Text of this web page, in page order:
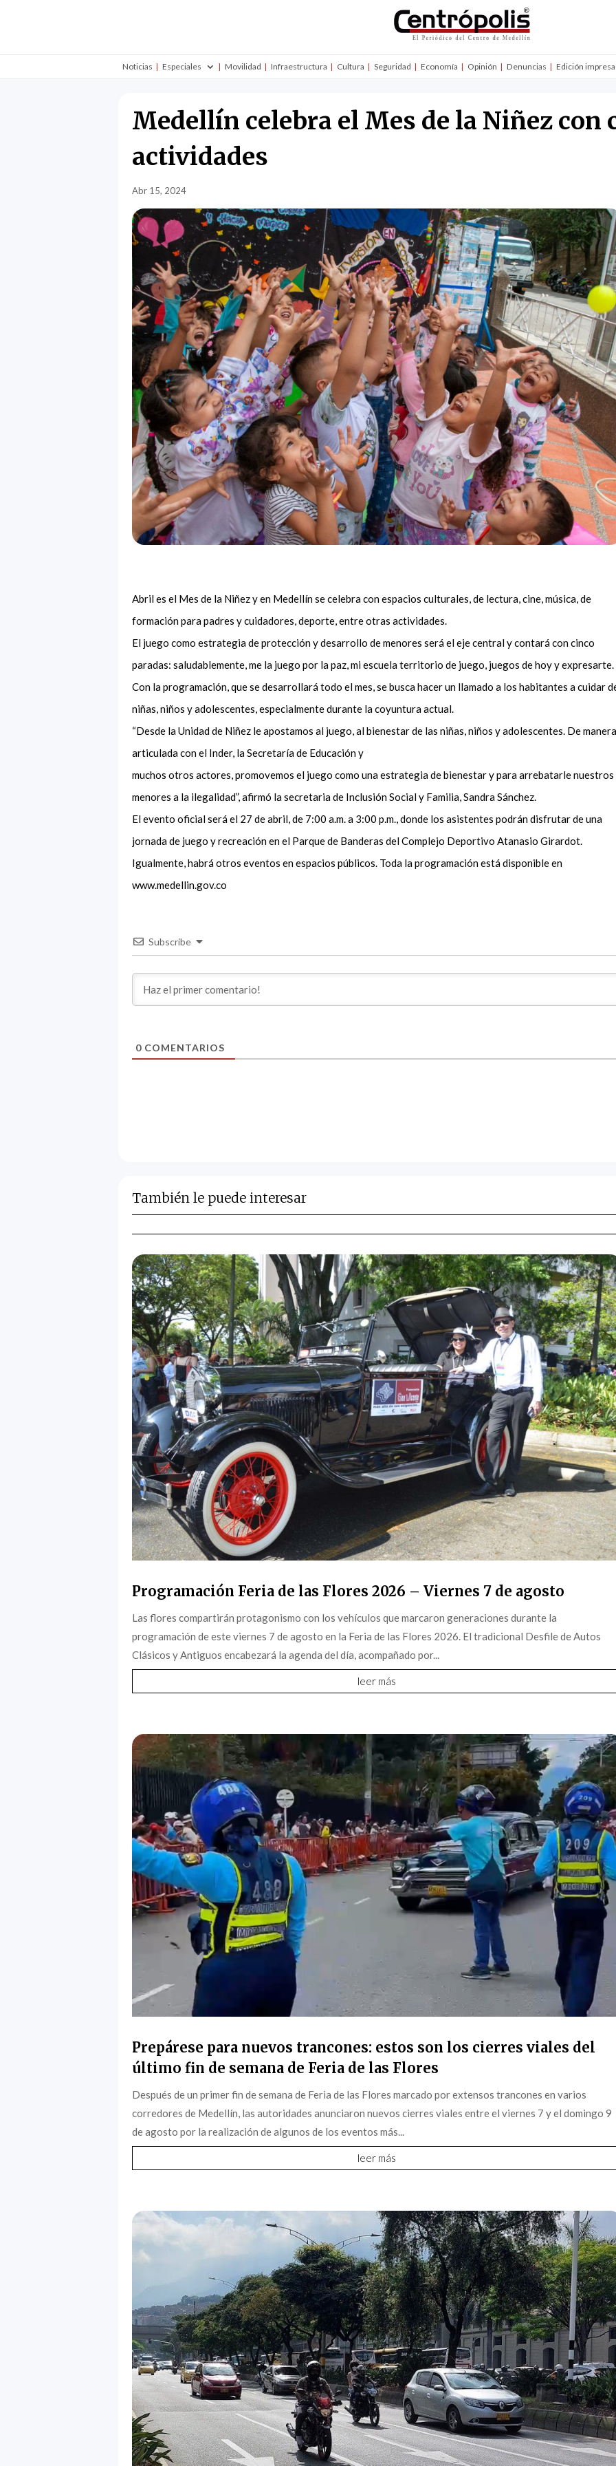
Noticias Especiales Movilidad Infraestructura Cultura Seguridad Economía Opinión Denuncias Edición impresa
Medellín celebra el Mes de la Niñez con
actividades
Abr 15, 2024
Abril es el Mes de la Niñez y en Medellín se celebra con espacios culturales, de lectura, cine, música, de
formación para padres y cuidadores, deporte, entre otras actividades.
El juego como estrategia de protección y desarrollo de menores será el eje central y contará con cinco
paradas: saludablemente, me la juego por la paz, mi escuela territorio de juego, juegos de hoy y expresarte.
Con la programación, que se desarrollará todo el mes, se busca hacer un llamado a los habitantes a cuidar
niñas, niños y adolescentes, especialmente durante la coyuntura actual.
“Desde la Unidad de Niñez le apostamos al juego, al bienestar de las niñas, niños y adolescentes. De manera
articulada con el Inder, la Secretaría de Educación y
muchos otros actores, promovemos el juego como una estrategia de bienestar y para arrebatarle nuestros
menores a la ilegalidad”, afirmó la secretaria de Inclusión Social y Familia, Sandra Sánchez.
El evento oficial será el 27 de abril, de 7:00 a.m. a 3:00 p.m., donde los asistentes podrán disfrutar de una
jornada de juego y recreación en el Parque de Banderas del Complejo Deportivo Atanasio Girardot.
Igualmente, habrá otros eventos en espacios públicos. Toda la programación está disponible en
www.medellin.gov.co
Subscribe
0 COMENTARIOS
También le puede interesar
Programación Feria de las Flores 2026 – Viernes 7 de agosto
Las flores compartirán protagonismo con los vehículos que marcaron generaciones durante la
programación de este viernes 7 de agosto en la Feria de las Flores 2026. El tradicional Desfile de Autos
Clásicos y Antiguos encabezará la agenda del día, acompañado por...
leer más
Prepárese para nuevos trancones: estos son los cierres viales del
último fin de semana de Feria de las Flores
Después de un primer fin de semana de Feria de las Flores marcado por extensos trancones en varios
corredores de Medellín, las autoridades anunciaron nuevos cierres viales entre el viernes 7 y el domingo 9
de agosto por la realización de algunos de los eventos más...
leer más